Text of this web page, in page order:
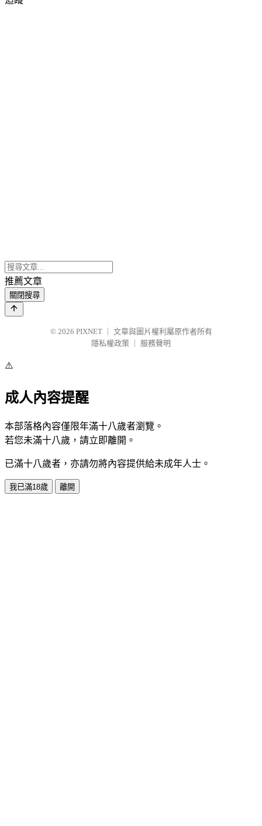
推薦文章
關閉搜尋
© 2026 PIXNET
文章與圖片權利屬原作者所有
隱私權政策
服務聲明
⚠️
成人內容提醒
本部落格內容僅限年滿十八歲者瀏覽。
若您未滿十八歲，請立即離開。
已滿十八歲者，亦請勿將內容提供給未成年人士。
我已滿18歲 離開